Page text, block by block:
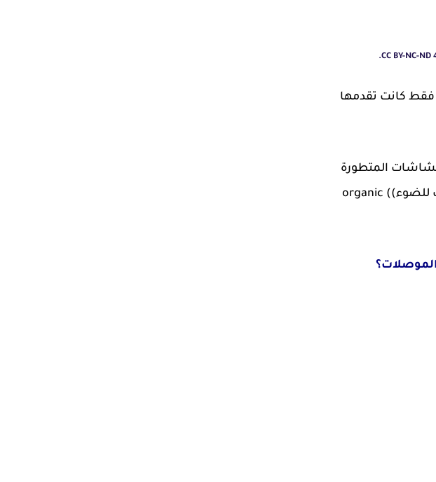
ملحوظًا مقارنة بـ 3000 نيت (شمعة) فقط كانت تقدمها
المتطورة
تعني اختصار ((الصمام الثنائى العضوى الباعث للضوء)) organic